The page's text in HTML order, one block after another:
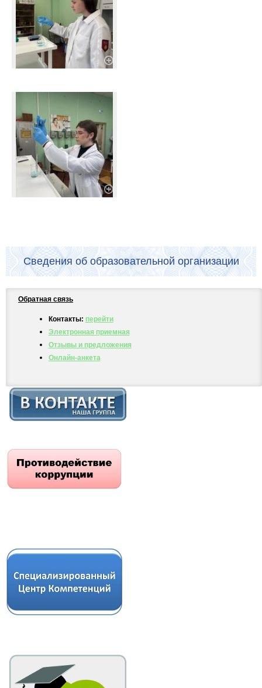
Сведения об образовательной организации
Обратная связь
Контакты: перейти
Электронная приемная
Отзывы и предложения
Онлайн-анкета